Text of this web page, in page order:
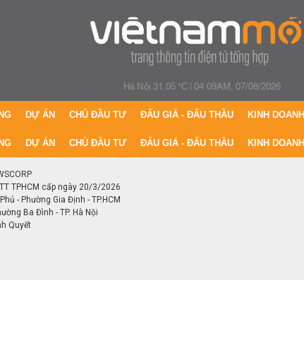
Hà Nội 31.05 °C|04:09AM, 07/08/2026
DỰ ÁN CHỦ ĐẦU TƯ ĐẤU GIÁ - ĐẤU THẦU KINH DOANH
DỰ ÁN CHỦ ĐẦU TƯ ĐẤU GIÁ - ĐẤU THẦU KINH DOANH
TPHCM cấp ngày 20/3/2026
- Phường Gia Định - TP.HCM
Ba Đình - TP. Hà Nội
Quyết